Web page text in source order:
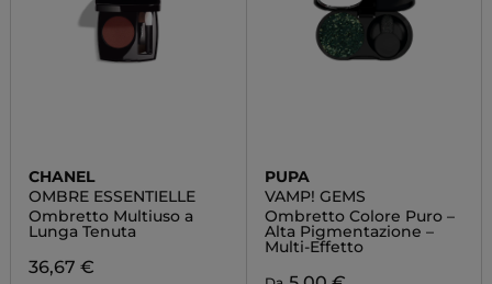
CHANEL
OMBRE ESSENTIELLE
Ombretto Multiuso a
Lunga Tenuta
36,67 €
PUPA
VAMP! GEMS
Ombretto Colore Puro –
Alta Pigmentazione –
Multi-Effetto